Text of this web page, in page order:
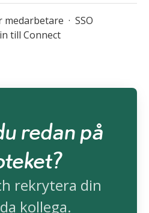
· SSO
till Connect
redan på
rekrytera din
kollega.